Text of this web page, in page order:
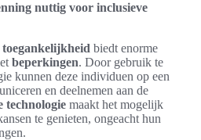
nuttig voor inclusieve
biedt enorme
beperkingen. Door gebruik te
kunnen deze individuen op een
en deelnemen aan de
technologie maakt het mogelijk
te genieten, ongeacht hun